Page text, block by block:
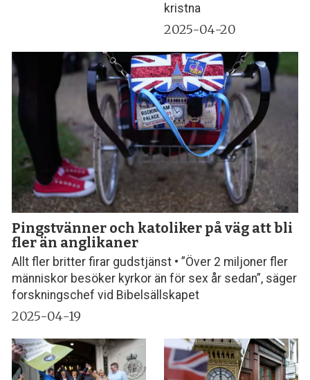
kristna
2025-04-20
Pingstvänner och katoliker på väg att bli
fler än anglikaner
Allt fler britter firar gudstjänst • ”Över 2 miljoner fler
människor besöker kyrkor än för sex år sedan”, säger
forskningschef vid Bibelsällskapet
2025-04-19